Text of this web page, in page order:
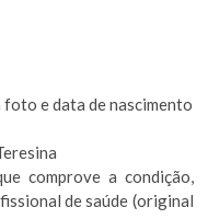
e data de nascimento
comprove a condição,
de saúde (original